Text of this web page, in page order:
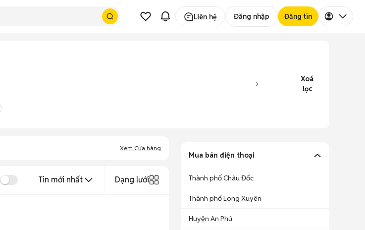
Liên hệ Đăng nhập Đăng tin
Xoá
lọc
Xem Cửa hàng
Tin mới nhất Dạng lưới
Mua bán điện thoại
Thành phố Châu Đốc
Thành phố Long Xuyên
Huyện An Phú